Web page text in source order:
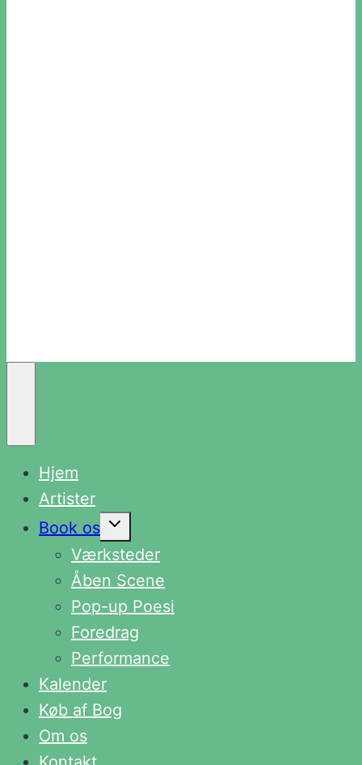
Hjem
Artister
Book os Skift
Værksteder
Åben Scene
Pop-up Poesi
Foredrag
Performance
Kalender
Køb af Bog
Om os